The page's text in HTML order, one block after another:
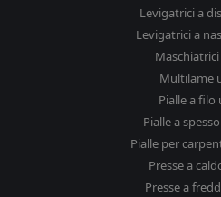
Levigatrici a
Levigatrici a
Multilame
Pialle a filo
Pialle a
Pialle per
Presse a
Presse a